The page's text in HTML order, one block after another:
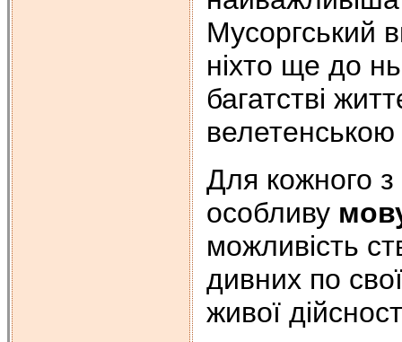
Мусоргський
ніхто ще до
багатстві
Для кожного
особливу
можливість
дивних по
живої